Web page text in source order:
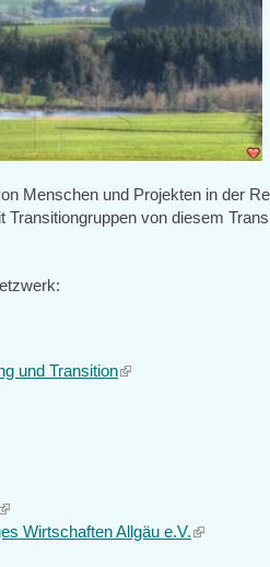
Menschen und Projekten in der
Transitiongruppen von diesem
und Transition(link
(link
Wirtschaften Allgäu e.V.(link